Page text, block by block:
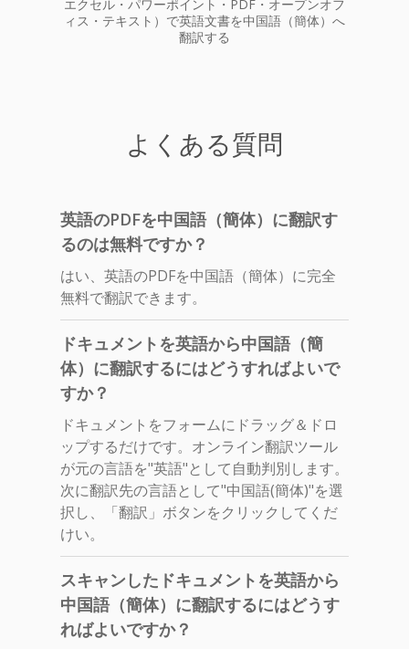
エクセル・パワーポイント・PDF・オープンオフ
ィス・テキスト）で英語文書を中国語（簡体）へ
翻訳する
よくある質問
英語のPDFを中国語（簡体）に翻訳す
るのは無料ですか？
はい、英語のPDFを中国語（簡体）に完全
無料で翻訳できます。
ドキュメントを英語から中国語（簡
体）に翻訳するにはどうすればよいで
すか？
ドキュメントをフォームにドラッグ＆ドロ
ップするだけです。オンライン翻訳ツール
が元の言語を"英語"として自動判別します。
次に翻訳先の言語として"中国語(簡体)"を選
択し、「翻訳」ボタンをクリックしてくだ
けい。
スキャンしたドキュメントを英語から
中国語（簡体）に翻訳するにはどうす
ればよいですか？